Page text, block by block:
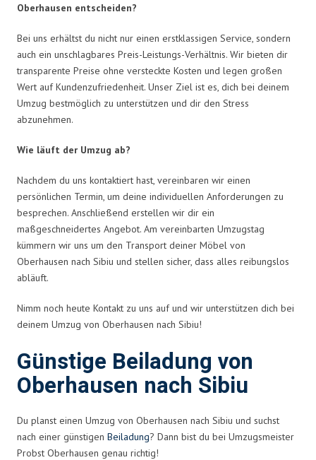
Oberhausen entscheiden?
Bei uns erhältst du nicht nur einen erstklassigen Service, sondern
auch ein unschlagbares Preis-Leistungs-Verhältnis. Wir bieten dir
transparente Preise ohne versteckte Kosten und legen großen
Wert auf Kundenzufriedenheit. Unser Ziel ist es, dich bei deinem
Umzug bestmöglich zu unterstützen und dir den Stress
abzunehmen.
Wie läuft der Umzug ab?
Nachdem du uns kontaktiert hast, vereinbaren wir einen
persönlichen Termin, um deine individuellen Anforderungen zu
besprechen. Anschließend erstellen wir dir ein
maßgeschneidertes Angebot. Am vereinbarten Umzugstag
kümmern wir uns um den Transport deiner Möbel von
Oberhausen nach Sibiu und stellen sicher, dass alles reibungslos
abläuft.
Nimm noch heute Kontakt zu uns auf und wir unterstützen dich bei
deinem Umzug von Oberhausen nach Sibiu!
Günstige Beiladung von
Oberhausen nach Sibiu
Du planst einen Umzug von Oberhausen nach Sibiu und suchst
nach einer günstigen Beiladung? Dann bist du bei Umzugsmeister
Probst Oberhausen genau richtig!